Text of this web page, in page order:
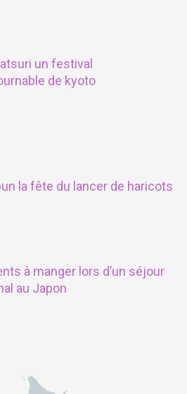
un festival
de kyoto
la fête du lancer de haricots
à manger lors d’un séjour
au Japon